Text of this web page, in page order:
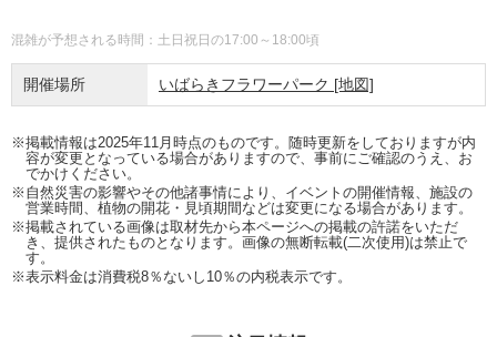
混雑が予想される時間：土日祝日の17:00～18:00頃
開催場所 いばらきフラワーパーク [地図]
※掲載情報は2025年11月時点のものです。随時更新をしておりますが内
容が変更となっている場合がありますので、事前にご確認のうえ、お
でかけください。
※自然災害の影響やその他諸事情により、イベントの開催情報、施設の
営業時間、植物の開花・見頃期間などは変更になる場合があります。
※掲載されている画像は取材先から本ページへの掲載の許諾をいただ
き、提供されたものとなります。画像の無断転載(二次使用)は禁止で
す。
※表示料金は消費税8％ないし10％の内税表示です。